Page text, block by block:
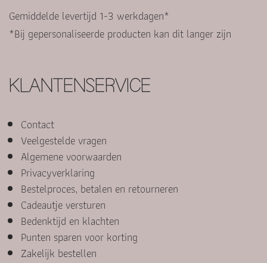
Gemiddelde levertijd 1-3 werkdagen*
*Bij gepersonaliseerde producten kan dit langer zijn
KLANTENSERVICE
Contact
Veelgestelde vragen
Algemene voorwaarden
Privacyverklaring
Bestelproces, betalen en retourneren
Cadeautje versturen
Bedenktijd en klachten
Punten sparen voor korting
Zakelijk bestellen